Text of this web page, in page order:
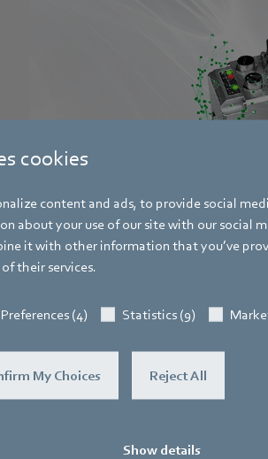
cookies
content and ads, to provide social
about your use of our site with our social
it with other information that you’ve
their services.
Preferences (4) Statistics (9)
My Choices Reject All
Show details